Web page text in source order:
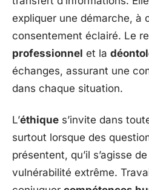
expliquer une démarche, à
consentement éclairé. Le
professionnel et la
échanges, assurant une
dans chaque situation.
L’éthique s’invite dans
surtout lorsque des
présentent, qu’il s’agisse
vulnérabilité extrême.